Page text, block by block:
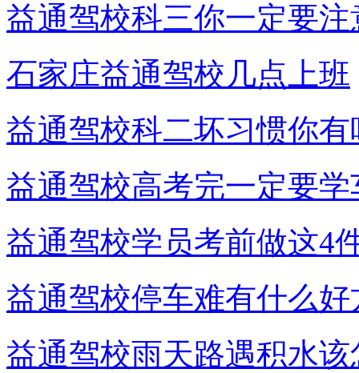
益通驾校科三你一定要注
石家庄益通驾校几点上班
益通驾校科二坏习惯你有
益通驾校高考完一定要学
益通驾校学员考前做这4
益通驾校停车难有什么
益通驾校雨天路遇积水